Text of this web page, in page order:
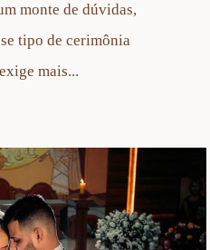
monte de dúvidas,
tipo de cerimônia
mais...